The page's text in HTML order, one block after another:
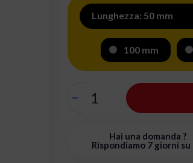
Lunghezza: 50 mm
100 mm
Hai una domanda ?
Rispondiamo 7 giorni su